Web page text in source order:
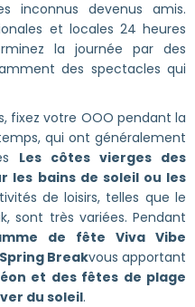
inconnus devenus amis.
et locales 24 heures
la journée par des
des spectacles qui
fixez votre OOO pendant la
qui ont généralement
Les côtes vierges des
les bains de soleil ou les
de loisirs, telles que le
sont très variées. Pendant
de fête Viva Vibe
Breakvous apportant
et des fêtes de plage
du soleil.